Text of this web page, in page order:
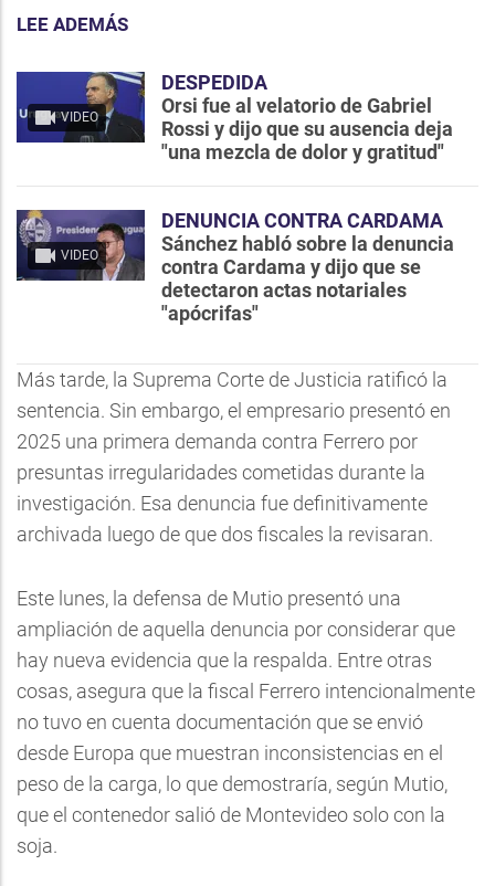
LEE ADEMÁS
VIDEO
DESPEDIDA
Orsi fue al velatorio de Gabriel
Rossi y dijo que su ausencia deja
"una mezcla de dolor y gratitud"
VIDEO
DENUNCIA CONTRA CARDAMA
Sánchez habló sobre la denuncia
contra Cardama y dijo que se
detectaron actas notariales
"apócrifas"
Más tarde, la Suprema Corte de Justicia ratificó la
sentencia. Sin embargo, el empresario presentó en
2025 una primera demanda contra Ferrero por
presuntas irregularidades cometidas durante la
investigación. Esa denuncia fue definitivamente
archivada luego de que dos fiscales la revisaran.
Este lunes, la defensa de Mutio presentó una
ampliación de aquella denuncia por considerar que
hay nueva evidencia que la respalda. Entre otras
cosas, asegura que la fiscal Ferrero intencionalmente
no tuvo en cuenta documentación que se envió
desde Europa que muestran inconsistencias en el
peso de la carga, lo que demostraría, según Mutio,
que el contenedor salió de Montevideo solo con la
soja.